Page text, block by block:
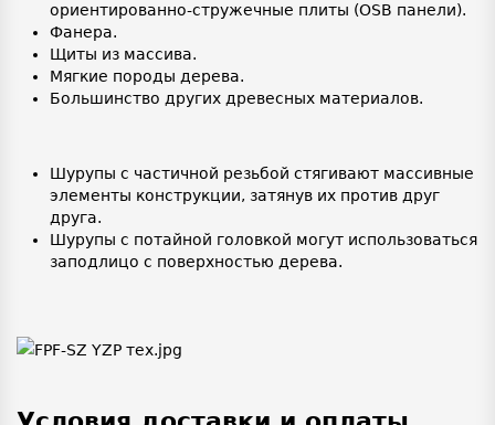
ориентированно-стружечные плиты (OSB панели).
Фанера.
Щиты из массива.
Мягкие породы дерева.
Большинство других древесных материалов.
Шурупы с частичной резьбой стягивают массивные
элементы конструкции, затянув их против друг
друга.
Шурупы с потайной головкой могут использоваться
заподлицо с поверхностью дерева.